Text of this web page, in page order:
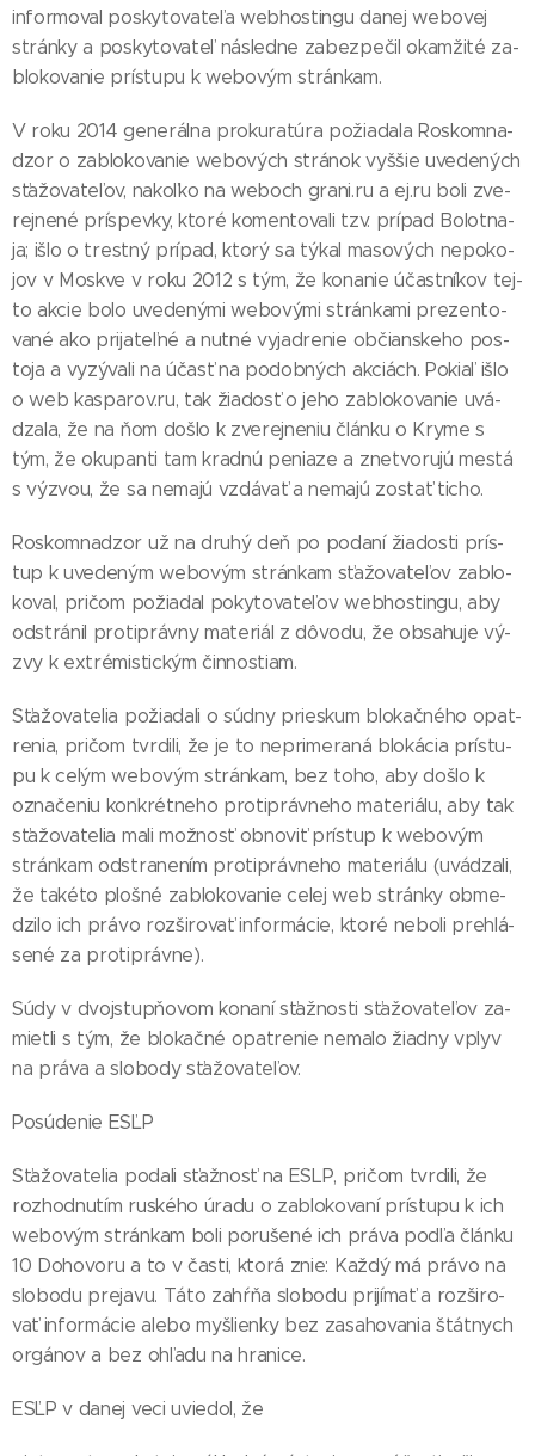
in­for­mo­val pos­ky­to­va­te­ľa web­hos­tin­gu da­nej webo­vej
strán­ky a pos­ky­to­va­teľ nás­led­ne za­bez­pe­čil okam­ži­té za­
blo­ko­va­nie prís­tu­pu k webo­vým strán­kam.
V ro­ku 2014 ge­ne­rál­na pro­ku­ra­tú­ra po­žia­da­la Ros­kom­na­
dzor o za­blo­ko­va­nie webo­vých strá­nok vy­ššie uve­de­ných
sťa­žo­va­te­ľov, na­koľ­ko na weboch gra­ni.ru a ej.ru bo­li zve­
rej­ne­né prís­pev­ky, kto­ré ko­men­to­va­li tzv. prí­pad Bo­lot­na­
ja; iš­lo o trest­ný prí­pad, kto­rý sa tý­kal ma­so­vých ne­po­ko­
jov v Mos­kve v ro­ku 2012 s tým, že ko­na­nie účas­tní­kov tej­
to ak­cie bo­lo uve­de­ný­mi webo­vý­mi strán­ka­mi pre­zen­to­
va­né ako pri­ja­teľ­né a nut­né vy­jad­re­nie ob­čian­ske­ho pos­
to­ja a vy­zý­va­li na účasť na po­dob­ných ak­ciách. Po­kiaľ iš­lo
o web kas­pa­rov.ru, tak žia­dosť o je­ho za­blo­ko­va­nie uvá­
dza­la, že na ňom doš­lo k zve­rej­ne­niu člán­ku o Kry­me s
tým, že oku­pan­ti tam krad­nú pe­nia­ze a znet­vo­ru­jú mes­tá
s vý­zvou, že sa ne­ma­jú vzdá­vať a ne­ma­jú zos­tať ti­cho.
Ros­kom­na­dzor už na dru­hý deň po po­da­ní žia­dos­ti prís­
tup k uve­de­ným webo­vým strán­kam sťa­žo­va­te­ľov za­blo­
ko­val, pri­čom po­žia­dal po­ky­to­va­te­ľov web­hos­tin­gu, aby
od­strá­nil proti­práv­ny ma­te­riál z dô­vo­du, že ob­sa­hu­je vý­
zvy k extré­mis­tic­kým čin­nos­tiam.
Sťa­žo­va­te­lia po­žia­da­li o súd­ny pries­kum blo­kač­né­ho opat­
re­nia, pri­čom tvr­di­li, že je to nep­ri­me­ra­ná blo­ká­cia prís­tu­
pu k ce­lým webo­vým strán­kam, bez to­ho, aby doš­lo k
ozna­če­niu kon­krét­ne­ho proti­práv­ne­ho ma­te­riá­lu, aby tak
sťa­žo­va­te­lia ma­li mož­nosť ob­no­viť prís­tup k webo­vým
strán­kam od­stra­ne­ním proti­práv­ne­ho ma­te­riá­lu (uvá­dza­li,
že ta­ké­to ploš­né za­blo­ko­va­nie ce­lej web strán­ky ob­me­
dzi­lo ich prá­vo roz­ši­ro­vať in­for­má­cie, kto­ré ne­bo­li preh­lá­
se­né za proti­práv­ne).
Sú­dy v dvoj­stup­ňo­vom ko­na­ní sťaž­nos­ti sťa­žo­va­te­ľov za­
miet­li s tým, že blo­kač­né opat­re­nie ne­ma­lo žiad­ny vplyv
na prá­va a slo­bo­dy sťa­žo­va­te­ľov.
Po­sú­de­nie ESĽP
Sťa­žo­va­te­lia po­da­li sťaž­nosť na ESLP, pri­čom tvr­di­li, že
roz­hod­nu­tím rus­ké­ho úra­du o za­blo­ko­va­ní prís­tu­pu k ich
webo­vým strán­kam bo­li po­ru­še­né ich prá­va pod­ľa člán­ku
10 Do­ho­vo­ru a to v čas­ti, kto­rá znie: Kaž­dý má prá­vo na
slo­bo­du pre­ja­vu. Tá­to za­hŕňa slo­bo­du pri­jí­mať a roz­ši­ro­
vať in­for­má­cie ale­bo my­šlien­ky bez za­sa­ho­va­nia štát­nych
or­gá­nov a bez oh­ľa­du na hra­ni­ce.
ESĽP v da­nej ve­ci uvie­dol, že